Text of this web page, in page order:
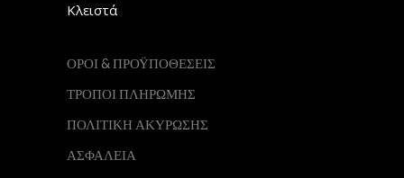
Κλειστά
ΟΡΟΙ & ΠΡΟΫΠΟΘΕΣΕΙΣ
ΤΡΟΠΟΙ ΠΛΗΡΩΜΗΣ
ΠΟΛΙΤΙΚΗ ΑΚΥΡΩΣΗΣ
ΑΣΦΑΛΕΙΑ